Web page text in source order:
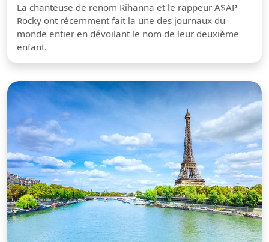
La chanteuse de renom Rihanna et le rappeur A$AP
Rocky ont récemment fait la une des journaux du
monde entier en dévoilant le nom de leur deuxième
enfant.